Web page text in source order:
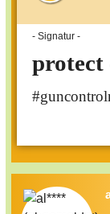
- Signatur -
protect